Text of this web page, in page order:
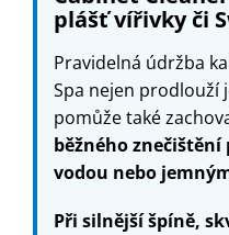
plášť vířivky či
Pravidelná údržba
Spa nejen prodlouží
pomůže také
běžného
vodou nebo
Při silnější špíně,